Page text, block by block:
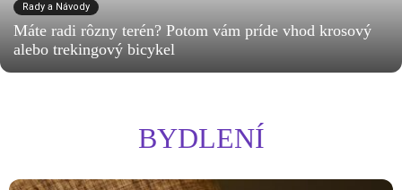
Rady a Návody
Máte radi rôzny terén? Potom vám príde vhod krosový
alebo trekingový bicykel
BYDLENÍ